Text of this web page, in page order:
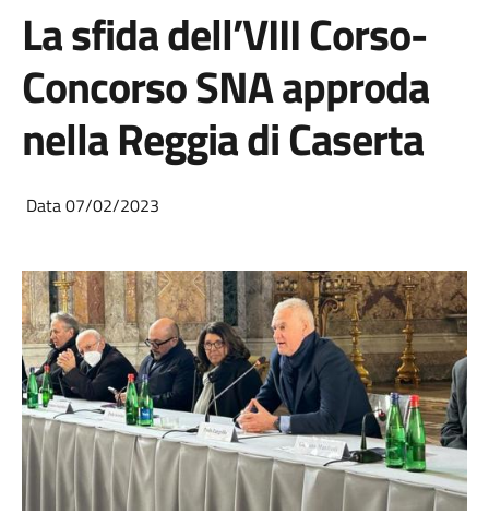
La sfida dell’VIII Corso-
Concorso SNA approda
nella Reggia di Caserta
Data 07/02/2023